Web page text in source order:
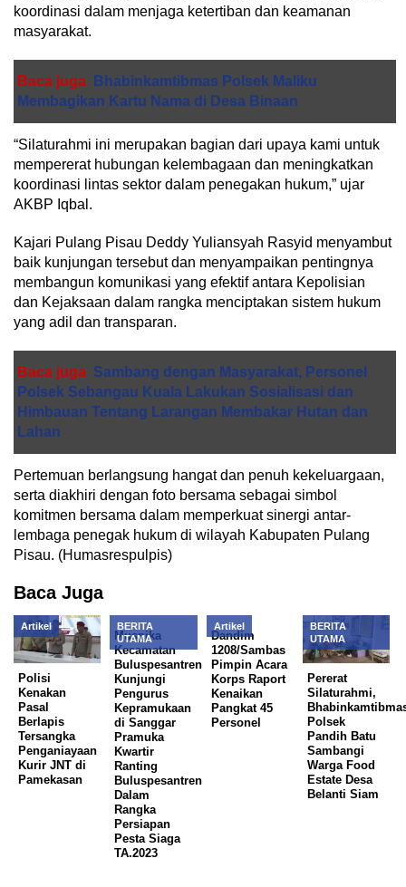
koordinasi dalam menjaga ketertiban dan keamanan
masyarakat.
Baca juga
Bhabinkamtibmas Polsek Maliku
Membagikan Kartu Nama di Desa Binaan
“Silaturahmi ini merupakan bagian dari upaya kami untuk
mempererat hubungan kelembagaan dan meningkatkan
koordinasi lintas sektor dalam penegakan hukum,” ujar
AKBP Iqbal.
Kajari Pulang Pisau Deddy Yuliansyah Rasyid menyambut
baik kunjungan tersebut dan menyampaikan pentingnya
membangun komunikasi yang efektif antara Kepolisian
dan Kejaksaan dalam rangka menciptakan sistem hukum
yang adil dan transparan.
Baca juga Sambang dengan Masyarakat, Personel
Polsek Sebangau Kuala Lakukan Sosialisasi dan
Himbauan Tentang Larangan Membakar Hutan dan
Lahan
Pertemuan berlangsung hangat dan penuh kekeluargaan,
serta diakhiri dengan foto bersama sebagai simbol
komitmen bersama dalam memperkuat sinergi antar-
lembaga penegak hukum di wilayah Kabupaten Pulang
Pisau. (Humasrespulpis)
Baca Juga
Artikel
Polisi
Kenakan
Pasal
Berlapis
Tersangka
Penganiayaan
Kurir JNT di
Pamekasan
BERITA
UTAMA
Muspika
Kecamatan
Buluspesantren
Kunjungi
Pengurus
Kepramukaan
di Sanggar
Pramuka
Kwartir
Ranting
Buluspesantren
Dalam
Rangka
Persiapan
Pesta Siaga
TA.2023
Artikel
Dandim
1208/Sambas
Pimpin Acara
Korps Raport
Kenaikan
Pangkat 45
Personel
BERITA
UTAMA
Pererat
Silaturahmi,
Polsek
Pandih Batu
Sambangi
Warga Food
Estate Desa
Belanti Siam